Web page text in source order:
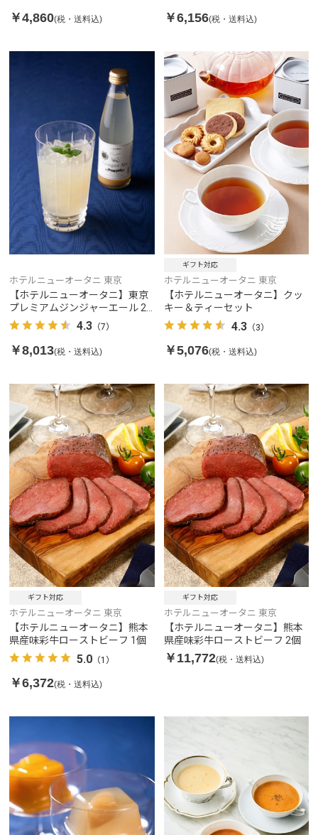
￥4,860(税・送料込) ￥6,156(税・送料込)
ホテルニューオータニ 東京
【ホテルニューオータニ】東京
プレミアムジンジャーエール 24
本入り
4.3 （7）
￥8,013(税・送料込)
ギフト対応
ホテルニューオータニ 東京
【ホテルニューオータニ】クッ
キー＆ティーセット
4.3（3）
￥5,076(税・送料込)
ギフト対応
ホテルニューオータニ 東京
【ホテルニューオータニ】熊本
県産味彩牛ローストビーフ 1個
5.0 （1）
￥6,372(税・送料込)
ギフト対応
ホテルニューオータニ 東京
【ホテルニューオータニ】熊本
県産味彩牛ローストビーフ 2個
￥11,772(税・送料込)